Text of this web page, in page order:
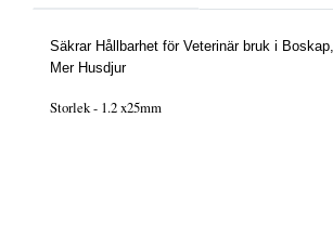
Säkrar Hållbarhet för Veterinär bruk i
Mer Husdjur
Storlek - 1.2 x25mm